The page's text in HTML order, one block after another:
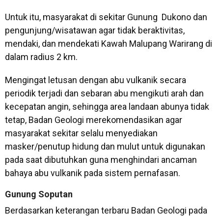
Untuk itu, masyarakat di sekitar Gunung Dukono dan
pengunjung/wisatawan agar tidak beraktivitas,
mendaki, dan mendekati Kawah Malupang Warirang di
dalam radius 2 km.
Mengingat letusan dengan abu vulkanik secara
periodik terjadi dan sebaran abu mengikuti arah dan
kecepatan angin, sehingga area landaan abunya tidak
tetap, Badan Geologi merekomendasikan agar
masyarakat sekitar selalu menyediakan
masker/penutup hidung dan mulut untuk digunakan
pada saat dibutuhkan guna menghindari ancaman
bahaya abu vulkanik pada sistem pernafasan.
Gunung Soputan
Berdasarkan keterangan terbaru Badan Geologi pada